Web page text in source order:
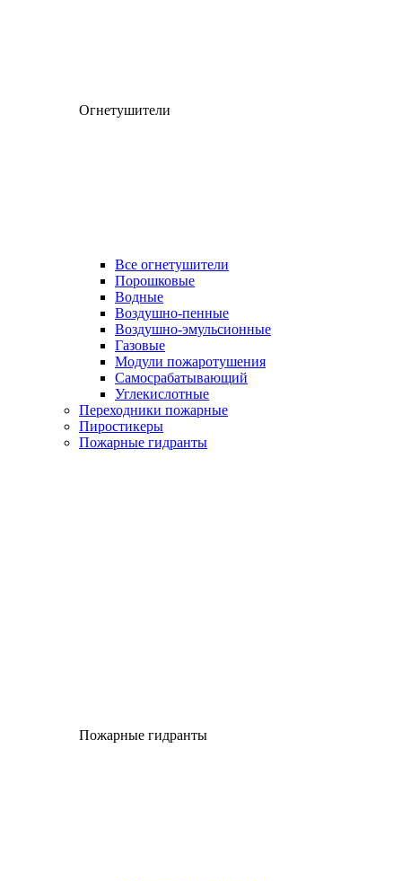
Огнетушители
Все огнетушители
Порошковые
Водные
Воздушно-пенные
Воздушно-эмульсионные
Газовые
Модули пожаротушения
Самосрабатывающий
Углекислотные
Переходники пожарные
Пиростикеры
Пожарные гидранты
Пожарные гидранты